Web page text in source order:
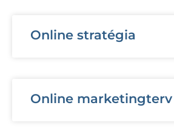
Online stratégia
Online marketingterv